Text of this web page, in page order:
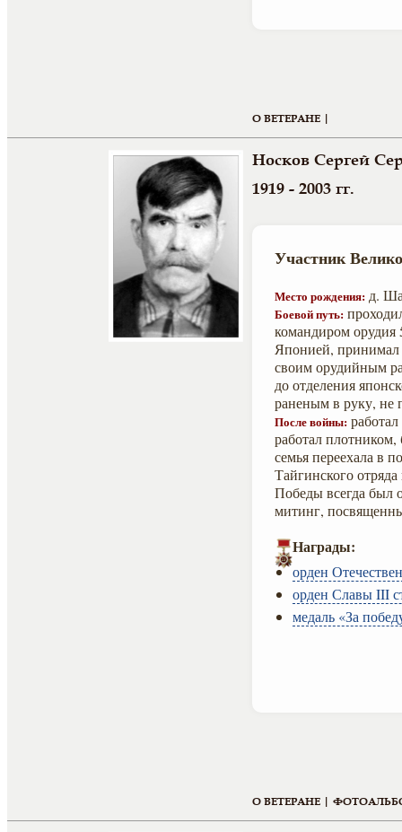
О ВЕТЕРАНЕ |
Носков Сергей
1919 - 2003 гг.
Участник
Место рождения: д.
Боевой путь:
командиром орудия
Японией, принимал
своим орудийным
до отделения
раненым в руку, не
После войны:
работал
семья переехала в
Тайгинского
Победы всегда был
митинг,
Награды:
орден
орден Славы III
медаль «За
О ВЕТЕРАНЕ |